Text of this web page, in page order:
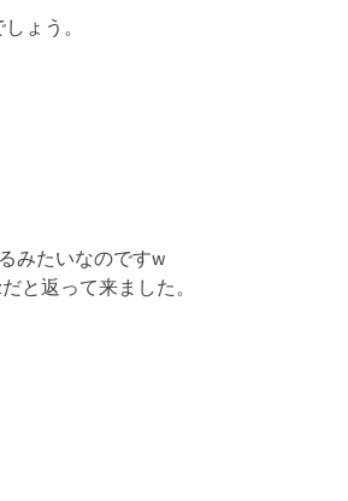
ょう。
みたいなのですw
と返って来ました。